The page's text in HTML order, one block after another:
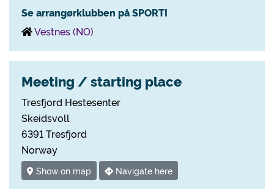
Se arrangørklubben på SPORTI
Vestnes (NO)
Meeting / starting place
Tresfjord Hestesenter
Skeidsvoll
6391 Tresfjord
Norway
Show on map Navigate here